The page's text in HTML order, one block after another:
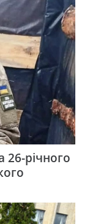
26-річного